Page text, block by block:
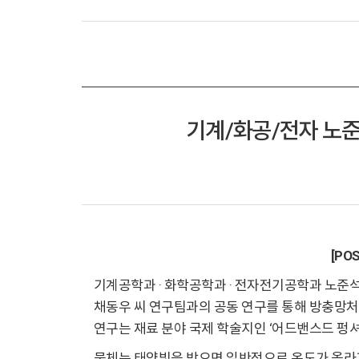
기계/화공/전자 노
기계공학과 · 화학공학과 · 전자전기공학과 노
채동우 씨 연구팀과의 공동 연구를 통해 방충망
연구는 재료 분야 국제 학술지인 ‘어드밴스드